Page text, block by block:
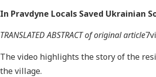
In Pravdyne Locals Saved Ukrainian
TRANSLATED ABSTRACT of original article
The video highlights the story of the
the village.